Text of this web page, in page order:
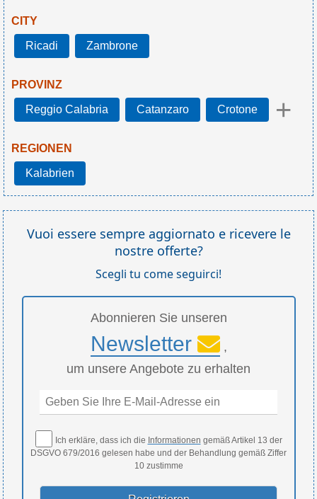
CITY
Ricadi Zambrone
PROVINZ
Reggio Calabria Catanzaro Crotone +
REGIONEN
Kalabrien
Vuoi essere sempre aggiornato e ricevere le
nostre offerte?
Scegli tu come seguirci!
Abonnieren Sie unseren
Newsletter
,
um unsere Angebote zu erhalten
Ich erkläre, dass ich die Informationen gemäß Artikel 13 der
DSGVO 679/2016 gelesen habe und der Behandlung gemäß Ziffer
10 zustimme